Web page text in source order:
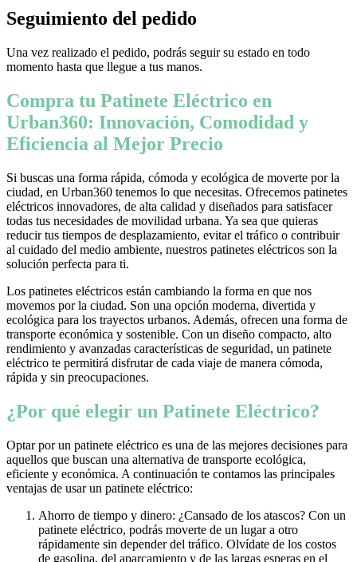
Seguimiento del pedido
Una vez realizado el pedido, podrás seguir su estado en todo
momento hasta que llegue a tus manos.
Compra tu Patinete Eléctrico en
Urban360: Innovación, Comodidad y
Eficiencia al Mejor Precio
Si buscas una forma rápida, cómoda y ecológica de moverte por la
ciudad, en Urban360 tenemos lo que necesitas. Ofrecemos patinetes
eléctricos innovadores, de alta calidad y diseñados para satisfacer
todas tus necesidades de movilidad urbana. Ya sea que quieras
reducir tus tiempos de desplazamiento, evitar el tráfico o contribuir
al cuidado del medio ambiente, nuestros patinetes eléctricos son la
solución perfecta para ti.
Los patinetes eléctricos están cambiando la forma en que nos
movemos por la ciudad. Son una opción moderna, divertida y
ecológica para los trayectos urbanos. Además, ofrecen una forma de
transporte económica y sostenible. Con un diseño compacto, alto
rendimiento y avanzadas características de seguridad, un patinete
eléctrico te permitirá disfrutar de cada viaje de manera cómoda,
rápida y sin preocupaciones.
¿Por qué elegir un Patinete Eléctrico?
Optar por un patinete eléctrico es una de las mejores decisiones para
aquellos que buscan una alternativa de transporte ecológica,
eficiente y económica. A continuación te contamos las principales
ventajas de usar un patinete eléctrico:
Ahorro de tiempo y dinero: ¿Cansado de los atascos? Con un
patinete eléctrico, podrás moverte de un lugar a otro
rápidamente sin depender del tráfico. Olvídate de los costos
de gasolina, del aparcamiento y de las largas esperas en el